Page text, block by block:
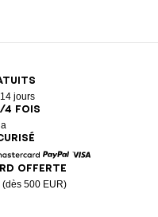
jours
4 FOIS
MastercardPaypal
OFFERTE
500 EUR)